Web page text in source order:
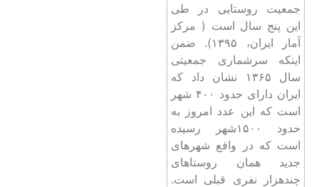
جمعیت روستایی در طی
این پنج سال است ( مرکز
آمار ایران، ۱۳۹۵). ضمن
اینکه سرشماری جمعیتی
سال ۱۳۶۵ نشان داد که
ایران دارای حدود ۴۰۰ شهر
است که این عدد امروز به
حدود ۱۵۰۰شهر رسیده
است که در واقع شهرهای
جدید همان روستاهای
چندهزار نفری قبلی است.